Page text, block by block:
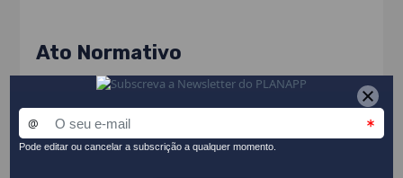
Ato Normativo
Decreto-Lei n.º 46628, de 5 de novembro de
1965
Portaria n.º 114/2024/1, de 22 de março